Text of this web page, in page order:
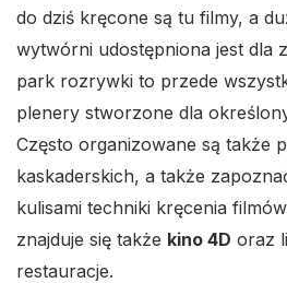
do dziś kręcone są tu filmy, a
wytwórni udostępniona jest dla
park rozrywki to przede
plenery stworzone dla
Często organizowane są także
kaskaderskich, a także
kulisami techniki kręcenia
znajduje się także kino 4D oraz
restauracje.